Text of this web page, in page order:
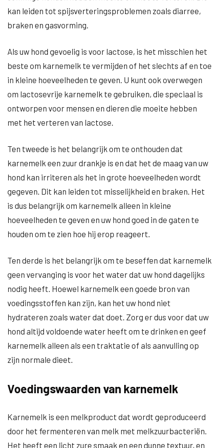
kan leiden tot spijsverteringsproblemen zoals diarree,
braken en gasvorming.
Als uw hond gevoelig is voor lactose, is het misschien het
beste om karnemelk te vermijden of het slechts af en toe
in kleine hoeveelheden te geven. U kunt ook overwegen
om lactosevrije karnemelk te gebruiken, die speciaal is
ontworpen voor mensen en dieren die moeite hebben
met het verteren van lactose.
Ten tweede is het belangrijk om te onthouden dat
karnemelk een zuur drankje is en dat het de maag van uw
hond kan irriteren als het in grote hoeveelheden wordt
gegeven. Dit kan leiden tot misselijkheid en braken. Het
is dus belangrijk om karnemelk alleen in kleine
hoeveelheden te geven en uw hond goed in de gaten te
houden om te zien hoe hij erop reageert.
Ten derde is het belangrijk om te beseffen dat karnemelk
geen vervanging is voor het water dat uw hond dagelijks
nodig heeft. Hoewel karnemelk een goede bron van
voedingsstoffen kan zijn, kan het uw hond niet
hydrateren zoals water dat doet. Zorg er dus voor dat uw
hond altijd voldoende water heeft om te drinken en geef
karnemelk alleen als een traktatie of als aanvulling op
zijn normale dieet.
Voedingswaarden van karnemelk
Karnemelk is een melkproduct dat wordt geproduceerd
door het fermenteren van melk met melkzuurbacteriën.
Het heeft een licht zure smaak en een dunne textuur, en